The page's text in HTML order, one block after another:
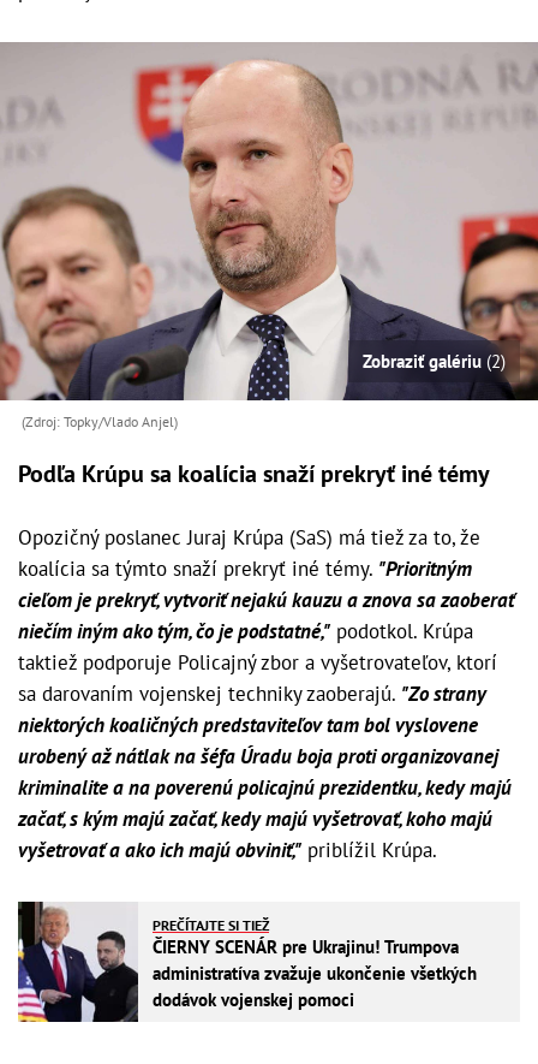
Zobraziť galériu (2)
(Zdroj: Topky/Vlado Anjel)
Podľa Krúpu sa koalícia snaží prekryť iné témy
Opozičný poslanec Juraj Krúpa (SaS) má tiež za to, že
koalícia sa týmto snaží prekryť iné témy. "Prioritným
cieľom je prekryť, vytvoriť nejakú kauzu a znova sa zaoberať
niečím iným ako tým, čo je podstatné," podotkol. Krúpa
taktiež podporuje Policajný zbor a vyšetrovateľov, ktorí
sa darovaním vojenskej techniky zaoberajú. "Zo strany
niektorých koaličných predstaviteľov tam bol vyslovene
urobený až nátlak na šéfa Úradu boja proti organizovanej
kriminalite a na poverenú policajnú prezidentku, kedy majú
začať, s kým majú začať, kedy majú vyšetrovať, koho majú
vyšetrovať a ako ich majú obviniť," priblížil Krúpa.
PREČÍTAJTE SI TIEŽ
ČIERNY SCENÁR pre Ukrajinu! Trumpova
administratíva zvažuje ukončenie všetkých
dodávok vojenskej pomoci